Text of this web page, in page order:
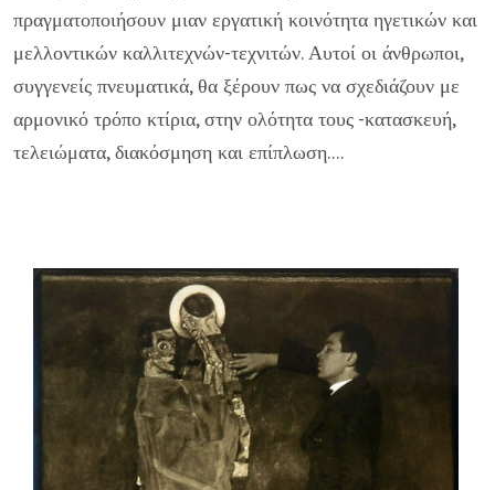
πραγματοποιήσουν μιαν εργατική κοινότητα ηγετικών και
μελλοντικών καλλιτεχνών-τεχνιτών. Αυτοί οι άνθρωποι,
συγγενείς πνευματικά, θα ξέρουν πως να σχεδιάζουν με
αρμονικό τρόπο κτίρια, στην ολότητα τους -κατασκευή,
τελειώματα, διακόσμηση και επίπλωση....